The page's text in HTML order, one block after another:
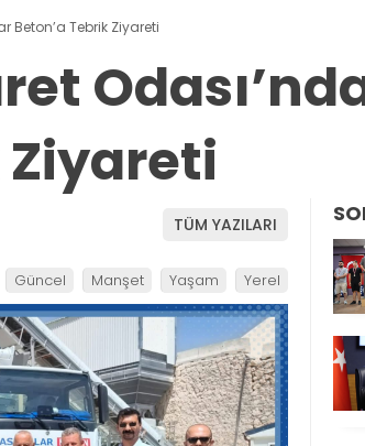
Beton’a Tebrik Ziyareti
Ziyareti
TÜM YAZILARI
Güncel Manşet Yaşam Yerel